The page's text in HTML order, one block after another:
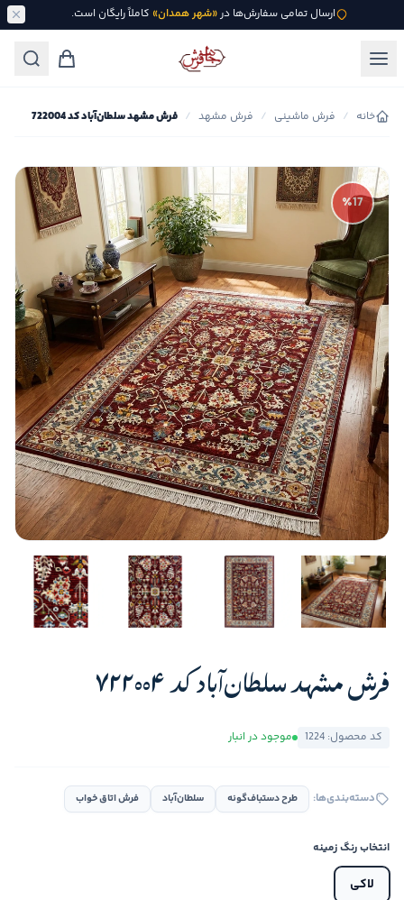
ارسال تمامی سفارش‌ها در«شهر همدان» کاملاً رایگان است.
خانه / فرش ماشینی / فرش مشهد / فرش مشهد سلطان‌آباد کد 722004
٪17
فرش مشهد سلطان‌آباد کد 722004
کد محصول: 1224 موجود در انبار
دسته‌بندی‌ها: طرح دستباف‌گونه سلطان‌آباد فرش اتاق خواب
انتخاب رنگ زمینه
لاکی